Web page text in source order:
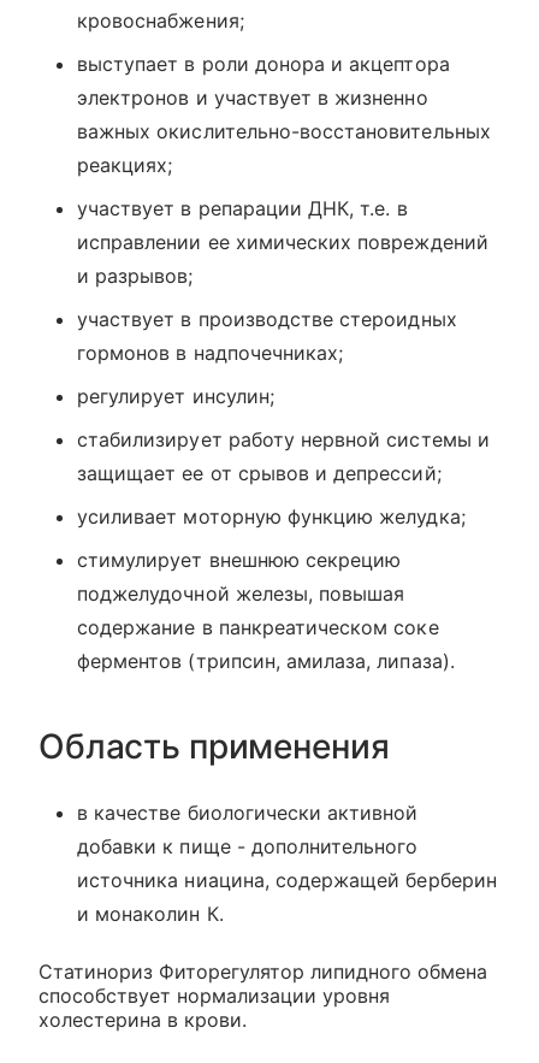
кровоснабжения;
выступает в роли донора и акцептора
электронов и участвует в жизненно
важных окислительно-восстановительных
реакциях;
участвует в репарации ДНК, т.е. в
исправлении ее химических повреждений
и разрывов;
участвует в производстве стероидных
гормонов в надпочечниках;
регулирует инсулин;
стабилизирует работу нервной системы и
защищает ее от срывов и депрессий;
усиливает моторную функцию желудка;
стимулирует внешнюю секрецию
поджелудочной железы, повышая
содержание в панкреатическом соке
ферментов (трипсин, амилаза, липаза).
Область применения
в качестве биологически активной
добавки к пище - дополнительного
источника ниацина, содержащей берберин
и монаколин К.
Статинориз Фиторегулятор липидного обмена
способствует нормализации уровня
холестерина в крови.